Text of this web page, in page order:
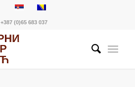
+387 (0)65 683 037